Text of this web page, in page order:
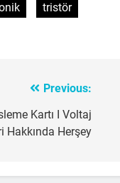
tristör
Previous:
Kartı I Voltaj
Hakkında Herşey